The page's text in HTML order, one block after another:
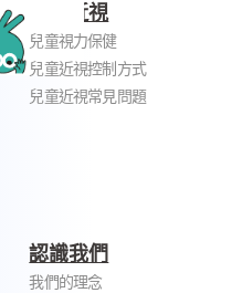
兒童近視
兒童視力保健
兒童近視控制方式
兒童近視常見問題
認識我們
我們的理念